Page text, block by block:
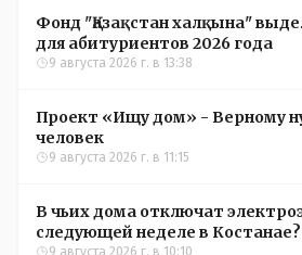
Фонд "Қазақстан халқына"
для абитуриентов 2026 года
9 августа 2026 г. в 13:38
Проект «Ищу дом» - Верному
человек
9 августа 2026 г. в 11:15
В чьих дома отключат
следующей неделе в Костанае?
9 августа 2026 г. в 10:10